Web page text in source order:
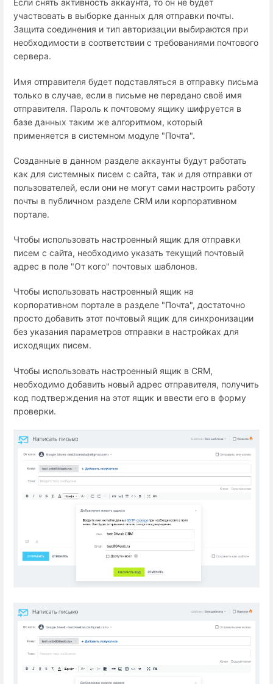
Если снять активность аккаунта, то он не будет
участвовать в выборке данных для отправки почты.
Защита соединения и тип авторизации выбираются при
необходимости в соответствии с требованиями почтового
сервера.
Имя отправителя будет подставляться в отправку письма
только в случае, если в письме не передано своё имя
отправителя. Пароль к почтовому ящику шифруется в
базе данных таким же алгоритмом, который
применяется в системном модуле "Почта".
Созданные в данном разделе аккаунты будут работать
как для системных писем с сайта, так и для отправки от
пользователей, если они не могут сами настроить работу
почты в публичном разделе CRM или корпоративном
портале.
Чтобы использовать настроенный ящик для отправки
писем с сайта, необходимо указать текущий почтовый
адрес в поле "От кого" почтовых шаблонов.
Чтобы использовать настроенный ящик на
корпоративном портале в разделе "Почта", достаточно
просто добавить этот почтовый ящик для синхронизации
без указания параметров отправки в настройках для
исходящих писем.
Чтобы использовать настроенный ящик в CRM,
необходимо добавить новый адрес отправителя, получить
код подтверждения на этот ящик и ввести его в форму
проверки.